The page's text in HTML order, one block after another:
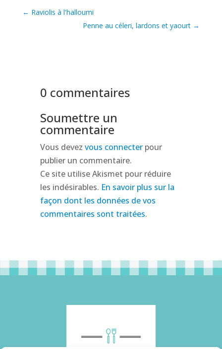
← Raviolis à l'halloumi
Penne au céleri, lardons et yaourt →
0 commentaires
Soumettre un
commentaire
Vous devez vous connecterpour
publier un commentaire.
Ce site utilise Akismet pour réduire
les indésirables. En savoir plus sur la
façon dont les données de vos
commentaires sont traitées.